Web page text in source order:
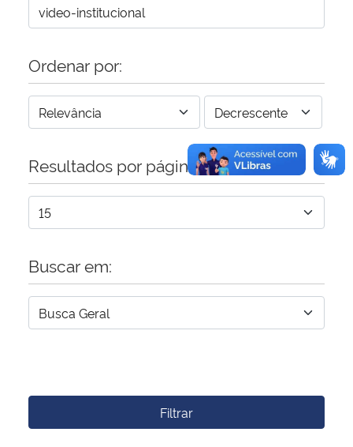
Gabinete de Segurança Institucional
Advocacia-Geral da União
Banco Central do Brasil
Planalto
Ordenar por:
Resultados por página:
Buscar em:
Filtrar